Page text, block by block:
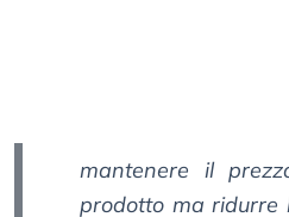
mantenere il
prodotto ma